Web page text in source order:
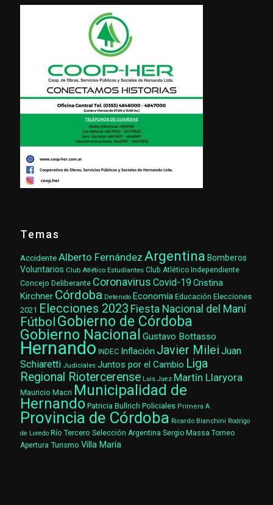
Temas
AccidenteAlberto Fernández Argentina Bomberos
Voluntarios Club Atlético Estudiantes Club Atlético Independiente
Concejo Deliberante Coronavirus Covid-19 Cristina
Kirchner Córdoba Detenido Economía Educación Elecciones
2021 Elecciones 2023 Fiesta Nacional del Maní
Fútbol Gobierno de Córdoba
Gobierno Nacional Gustavo Bottasso
Hernando INDEC Inflación Javier Milei Juan
Schiaretti Judiciales Juntos por el Cambio Liga
Regional Riotercerense Luis Juez Martín Llaryora
Mauricio Macri Municipalidad de
Hernando Patricia Bullrich Policiales Primera A
Provincia de Córdoba Ricardo Bianchini Rodrigo
de Loredo Río Tercero Selección Argentina Sergio Massa Torneo
Apertura Turismo Villa María